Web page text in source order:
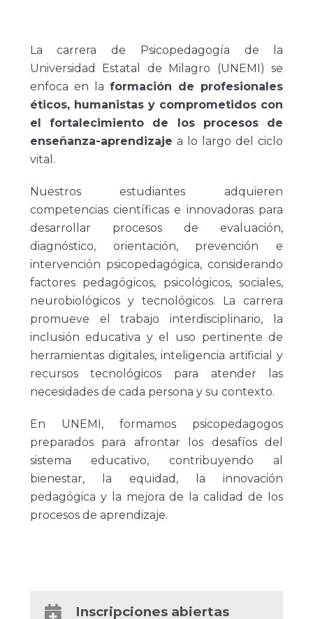
La carrera de Psicopedagogía de la
Universidad Estatal de Milagro (UNEMI) se
enfoca en la formación de profesionales
éticos, humanistas y comprometidos con
el fortalecimiento de los procesos de
enseñanza-aprendizaje a lo largo del ciclo
vital.
Nuestros estudiantes adquieren
competencias científicas e innovadoras para
desarrollar procesos de evaluación,
diagnóstico, orientación, prevención e
intervención psicopedagógica, considerando
factores pedagógicos, psicológicos, sociales,
neurobiológicos y tecnológicos. La carrera
promueve el trabajo interdisciplinario, la
inclusión educativa y el uso pertinente de
herramientas digitales, inteligencia artificial y
recursos tecnológicos para atender las
necesidades de cada persona y su contexto.
En UNEMI, formamos psicopedagogos
preparados para afrontar los desafíos del
sistema educativo, contribuyendo al
bienestar, la equidad, la innovación
pedagógica y la mejora de la calidad de los
procesos de aprendizaje.
Inscripciones abiertas